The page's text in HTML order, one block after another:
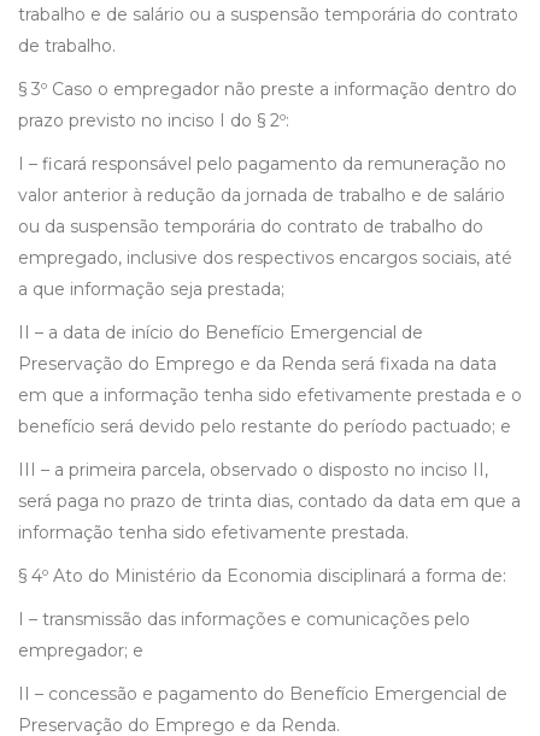
trabalho e de salário ou a suspensão temporária do contrato
de trabalho.
§ 3º Caso o empregador não preste a informação dentro do
prazo previsto no inciso I do § 2º:
I – ficará responsável pelo pagamento da remuneração no
valor anterior à redução da jornada de trabalho e de salário
ou da suspensão temporária do contrato de trabalho do
empregado, inclusive dos respectivos encargos sociais, até
a que informação seja prestada;
II – a data de início do Benefício Emergencial de
Preservação do Emprego e da Renda será fixada na data
em que a informação tenha sido efetivamente prestada e o
benefício será devido pelo restante do período pactuado; e
III – a primeira parcela, observado o disposto no inciso II,
será paga no prazo de trinta dias, contado da data em que a
informação tenha sido efetivamente prestada.
§ 4º Ato do Ministério da Economia disciplinará a forma de:
I – transmissão das informações e comunicações pelo
empregador; e
II – concessão e pagamento do Benefício Emergencial de
Preservação do Emprego e da Renda.